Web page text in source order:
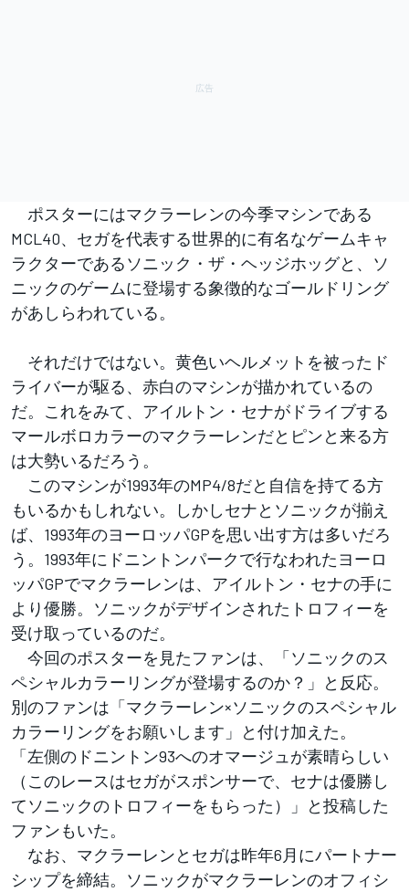
ポスターにはマクラーレンの今季マシンである
MCL40、セガを代表する世界的に有名なゲームキャ
ラクターであるソニック・ザ・ヘッジホッグと、ソ
ニックのゲームに登場する象徴的なゴールドリング
があしらわれている。
それだけではない。黄色いヘルメットを被ったド
ライバーが駆る、赤白のマシンが描かれているの
だ。これをみて、アイルトン・セナがドライブする
マールボロカラーのマクラーレンだとピンと来る方
は大勢いるだろう。
このマシンが1993年のMP4/8だと自信を持てる方
もいるかもしれない。しかしセナとソニックが揃え
ば、1993年のヨーロッパGPを思い出す方は多いだろ
う。1993年にドニントンパークで行なわれたヨーロ
ッパGPでマクラーレンは、アイルトン・セナの手に
より優勝。ソニックがデザインされたトロフィーを
受け取っているのだ。
今回のポスターを見たファンは、「ソニックのス
ペシャルカラーリングが登場するのか？」と反応。
別のファンは「マクラーレン×ソニックのスペシャル
カラーリングをお願いします」と付け加えた。
「左側のドニントン93へのオマージュが素晴らしい
（このレースはセガがスポンサーで、セナは優勝し
てソニックのトロフィーをもらった）」と投稿した
ファンもいた。
なお、マクラーレンとセガは昨年6月にパートナー
シップを締結。ソニックがマクラーレンのオフィシ